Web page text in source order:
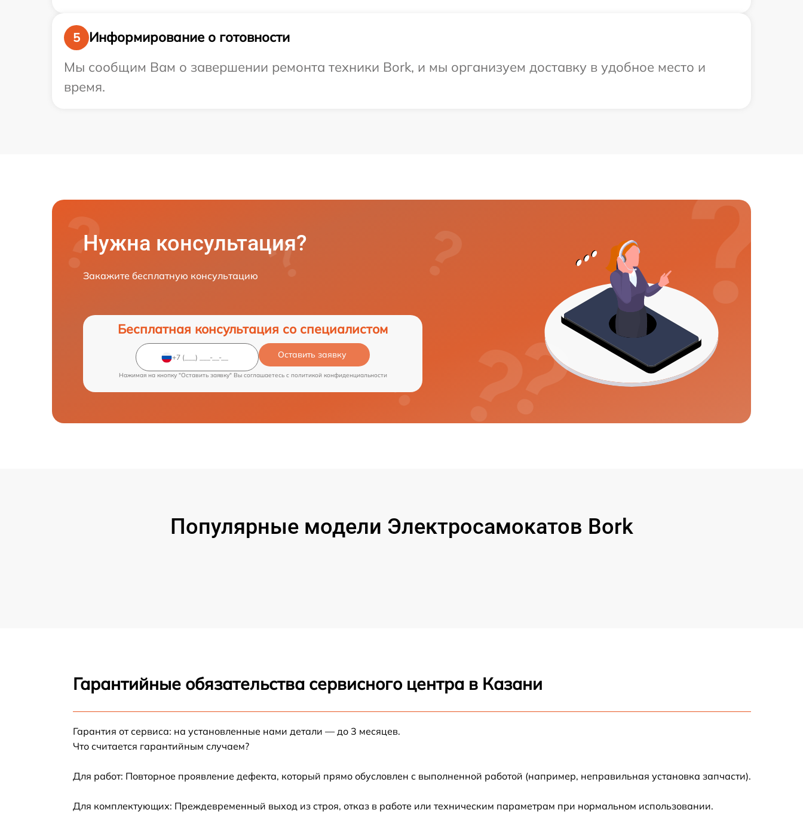
5
Информирование о готовности
Мы сообщим Вам о завершении ремонта техники Bork, и мы организуем доставку в удобное место и
время.
Нужна консультация?
Закажите бесплатную консультацию
Бесплатная консультация со специалистом
Оставить заявку
Нажимая на кнопку "Оставить заявку" Вы соглашаетесь c политикой конфиденциальности
Популярные модели Электросамокатов Bork
Гарантийные обязательства сервисного центра в Казани
Гарантия от сервиса: на установленные нами детали — до 3 месяцев.
Что считается гарантийным случаем?
Для работ: Повторное проявление дефекта, который прямо обусловлен с выполненной работой (например, неправильная установка запчасти).
Для комплектующих: Преждевременный выход из строя, отказ в работе или техническим параметрам при нормальном использовании.